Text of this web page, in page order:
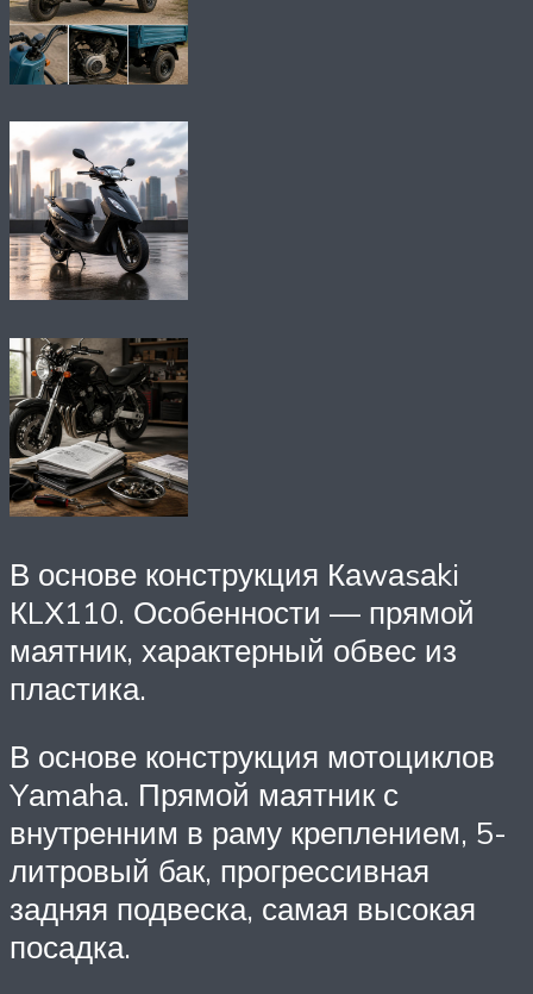
В основе конструкция Каwаsаki
КLХ110. Особенности — прямой
маятник, характерный обвес из
пластика.
В основе конструкция мотоциклов
Yаmаhа. Прямой маятник с
внутренним в раму креплением, 5-
литровый бак, прогрессивная
задняя подвеска, самая высокая
посадка.